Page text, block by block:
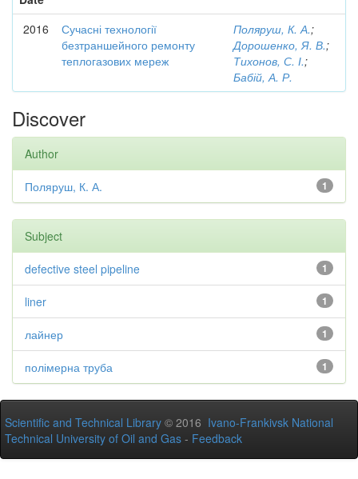
2016
Сучасні технології
безтраншейного ремонту
теплогазових мереж
Поляруш, К. А.;
Дорошенко, Я. В.;
Тихонов, С. І.;
Бабій, А. Р.
Discover
Author
1
Поляруш, К. А.
Subject
1
defective steel pipeline
1
liner
1
лайнер
1
полімерна труба
Scientific and Technical Library © 2016 Ivano-Frankivsk National
Technical University of Oil and Gas - Feedback